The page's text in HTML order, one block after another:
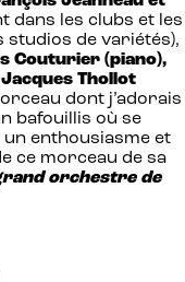
dans les clubs et les
studios de variétés),
Couturier (piano),
Thollot
dont j’adorais
bafouillis où se
enthousiasme et
ce morceau de sa
orchestre de